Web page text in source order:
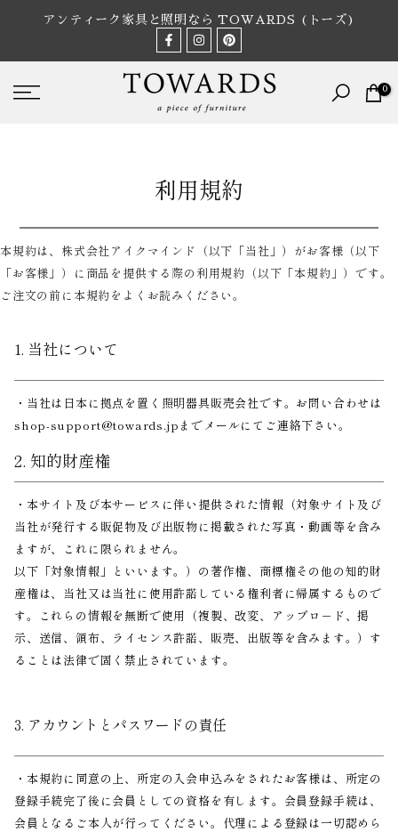
アンティーク家具と照明なら TOWARDS (トーズ)
0
利用規約
本規約は、株式会社アイクマインド（以下「当社」）がお客様（以下
「お客様」）に商品を提供する際の利用規約（以下「本規約」）です。
ご注文の前に本規約をよくお読みください。
1. 当社について
・当社は日本に拠点を置く照明器具販売会社です。お問い合わせは
shop-support@towards.jpまでメールにてご連絡下さい。
2. 知的財産権
・本サイト及び本サービスに伴い提供された情報（対象サイト及び
当社が発行する販促物及び出版物に掲載された写真・動画等を含み
ますが、これに限られません。
以下「対象情報」といいます。）の著作権、商標権その他の知的財
産権は、当社又は当社に使用許諾している権利者に帰属するもので
す。これらの情報を無断で使用（複製、改変、アップロ－ド、掲
示、送信、領布、ライセンス許諾、販売、出版等を含みます。）す
ることは法律で固く禁止されています。
3. アカウントとパスワードの責任
・本規約に同意の上、所定の入会申込みをされたお客様は、所定の
登録手続完了後に会員としての資格を有します。会員登録手続は、
会員となるご本人が行ってください。代理による登録は一切認めら